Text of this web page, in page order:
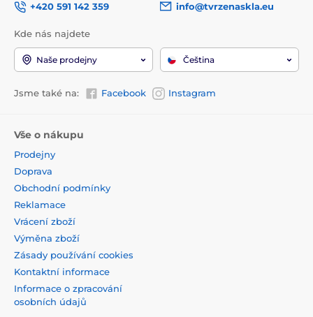
+420 591 142 359
info@tvrzenaskla.eu
Kde nás najdete
Naše prodejny Čeština
Jsme také na: Facebook Instagram
Vše o nákupu
Prodejny
Doprava
Obchodní podmínky
Reklamace
Vrácení zboží
Výměna zboží
Zásady používání cookies
Kontaktní informace
Informace o zpracování
osobních údajů